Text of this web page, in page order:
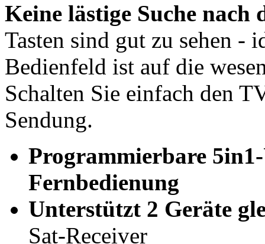
Keine lästige Suche nach
Tasten sind gut zu sehen -
Bedienfeld ist auf die
Schalten Sie einfach den
Sendung.
Programmierbare
Fernbedienung
Unterstützt 2 Geräte
Sat-Receiver